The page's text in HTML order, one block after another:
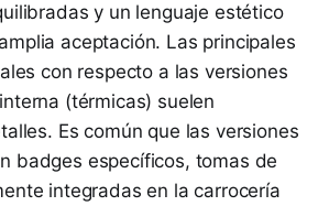
y un lenguaje estético
aceptación. Las principales
con respecto a las versiones
(térmicas) suelen
Es común que las versiones
badges específicos, tomas de
integradas en la carrocería